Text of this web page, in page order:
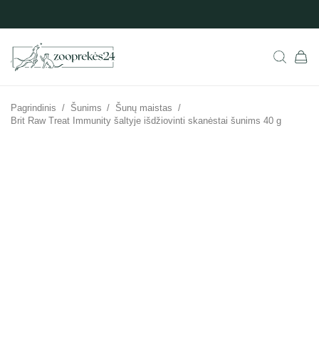
Pagrindinis / Šunims / Šunų maistas /
Brit Raw Treat Immunity šaltyje išdžiovinti skanėstai šunims 40 g